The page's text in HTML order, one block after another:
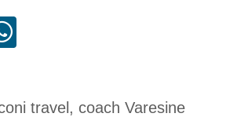
travel, coach Varesine